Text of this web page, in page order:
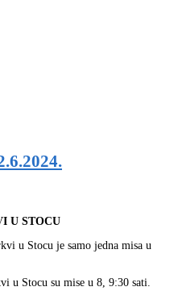
U STOCU
u Stocu je samo jedna misa u
u Stocu su mise u 8, 9:30 sati.